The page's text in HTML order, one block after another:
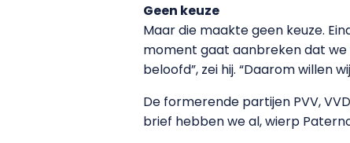
Geen keuze
Maar die maakte geen keuze.
moment gaat aanbreken dat
beloofd”, zei hij. “Daarom willen
De formerende partijen PVV,
brief hebben we al, wierp